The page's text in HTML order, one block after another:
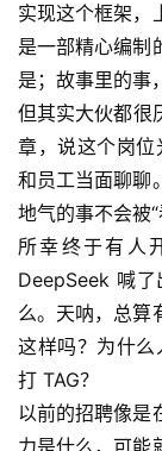
经
教
程
软
件
应
用
服
务
项
目
登录
实现这个框架，
是一部精心编制
是；故事里的事
但其实大伙都很
章，说这个岗
和员工当面聊聊
地气的事不会被“
所幸终于有人
DeepSeek 喊
么。天呐，总算
这样吗？为什么
打 TAG？
以前的招聘像是
力是什么，可能